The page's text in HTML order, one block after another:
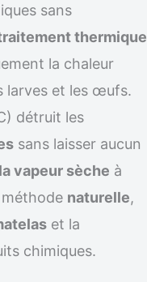
sans
thermique
la chaleur
larves et les œufs.
détruit les
sans laisser aucun
vapeur sèche à
naturelle,
et la
chimiques.